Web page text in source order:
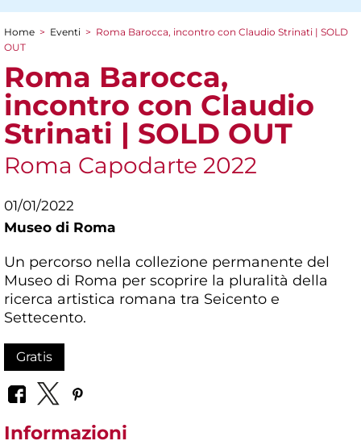
Tu sei qui
Home > Eventi > Roma Barocca, incontro con Claudio Strinati | SOLD
OUT
Roma Barocca,
incontro con Claudio
Strinati | SOLD OUT
Roma Capodarte 2022
01/01/2022
Museo di Roma
Un percorso nella collezione permanente del
Museo di Roma per scoprire la pluralità della
ricerca artistica romana tra Seicento e
Settecento.
Gratis
Informazioni